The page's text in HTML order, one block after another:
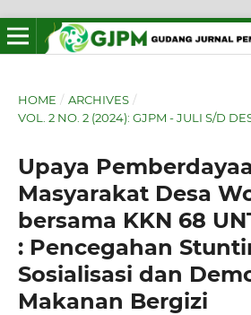
HOME / ARCHIVES /
VOL. 2 NO. 2 (2024): GJPM - JULI S/D
Upaya
Masyarakat Desa
bersama KKN 68
: Pencegahan
Sosialisasi dan
Makanan Bergizi